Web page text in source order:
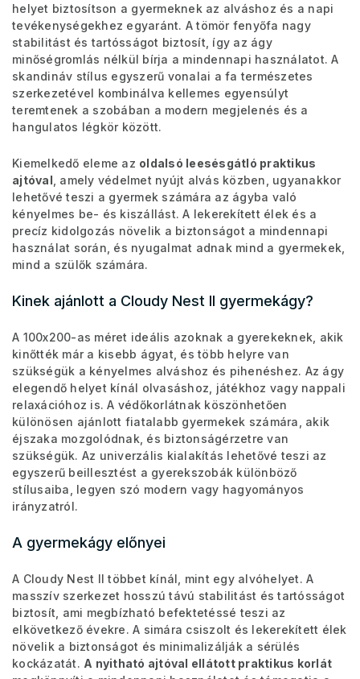
helyet biztosítson a gyermeknek az alváshoz és a napi
tevékenységekhez egyaránt. A tömör fenyőfa nagy
stabilitást és tartósságot biztosít, így az ágy
minőségromlás nélkül bírja a mindennapi használatot. A
skandináv stílus egyszerű vonalai a fa természetes
szerkezetével kombinálva kellemes egyensúlyt
teremtenek a szobában a modern megjelenés és a
hangulatos légkör között.
Kiemelkedő eleme az oldalsó leesésgátló praktikus
ajtóval , amely védelmet nyújt alvás közben, ugyanakkor
lehetővé teszi a gyermek számára az ágyba való
kényelmes be- és kiszállást. A lekerekített élek és a
precíz kidolgozás növelik a biztonságot a mindennapi
használat során, és nyugalmat adnak mind a gyermekek,
mind a szülők számára.
Kinek ajánlott a Cloudy Nest II gyermekágy?
A 100x200-as méret ideális azoknak a gyerekeknek, akik
kinőtték már a kisebb ágyat, és több helyre van
szükségük a kényelmes alváshoz és pihenéshez. Az ágy
elegendő helyet kínál olvasáshoz, játékhoz vagy nappali
relaxációhoz is. A védőkorlátnak köszönhetően
különösen ajánlott fiatalabb gyermekek számára, akik
éjszaka mozgolódnak, és biztonságérzetre van
szükségük. Az univerzális kialakítás lehetővé teszi az
egyszerű beillesztést a gyerekszobák különböző
stílusaiba, legyen szó modern vagy hagyományos
irányzatról.
A gyermekágy előnyei
A Cloudy Nest II többet kínál, mint egy alvóhelyet. A
masszív szerkezet hosszú távú stabilitást és tartósságot
biztosít, ami megbízható befektetéssé teszi az
elkövetkező évekre. A simára csiszolt és lekerekített élek
növelik a biztonságot és minimalizálják a sérülés
kockázatát. A nyitható ajtóval ellátott praktikus korlát